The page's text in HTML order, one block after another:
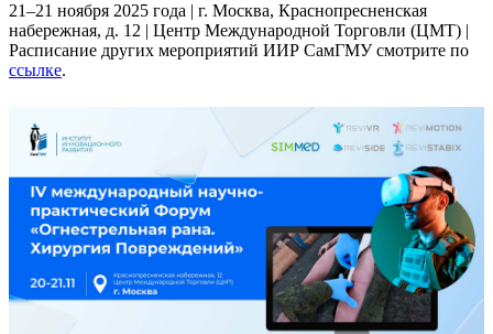
21–21 ноября 2025 года | г. Москва, Краснопресненская
набережная, д. 12 | Центр Международной Торговли (ЦМТ) |
Расписание других мероприятий ИИР СамГМУ смотрите по
ссылке.